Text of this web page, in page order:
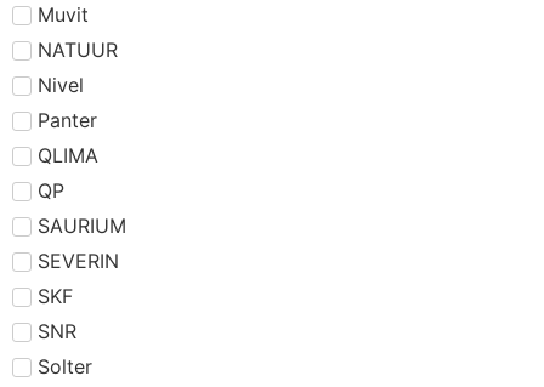
Muvit
NATUUR
Nivel
Panter
QLIMA
QP
SAURIUM
SEVERIN
SKF
SNR
Solter